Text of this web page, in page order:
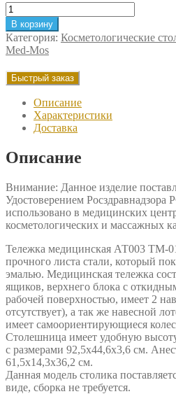
Количество
товара
Тележка
медицинская
АТ003
ТМ-011АН-00
В корзину
Категория: Косметологические
Med-Mos
Быстрый заказ
Описание
Характеристики
Доставка
Описание
Внимание: Данное изделие
Удостоверением
использовано в медицинских
косметологических и массажных
Тележка медицинская АТ003 ТМ-
прочного листа стали, который
эмалью. Медицинская тележка
ящиков, верхнего блока с
рабочей поверхностью, имеет 2
отсутствует), а так же навесной
имеет самоориентирующиеся
Столешница имеет удобную
с размерами 92,5х44,6х3,6 см.
61,5х14,3х36,2 см.
Данная модель столика
виде, сборка не требуется.